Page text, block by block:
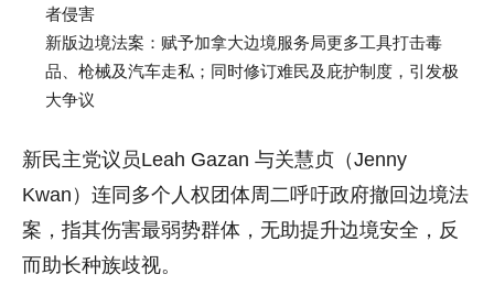
者侵害
新版边境法案：赋予加拿大边境服务局更多工具打击毒
品、枪械及汽车走私；同时修订难民及庇护制度，引发极
大争议
新民主党议员Leah Gazan 与关慧贞（Jenny
Kwan）连同多个人权团体周二呼吁政府撤回边境法
案，指其伤害最弱势群体，无助提升边境安全，反
而助长种族歧视。